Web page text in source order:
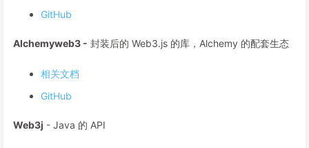
GitHub
Alchemyweb3 - 封装后的 Web3.js 的库，Alchemy 的配套生态
相关文档
GitHub
Web3j - Java 的 API